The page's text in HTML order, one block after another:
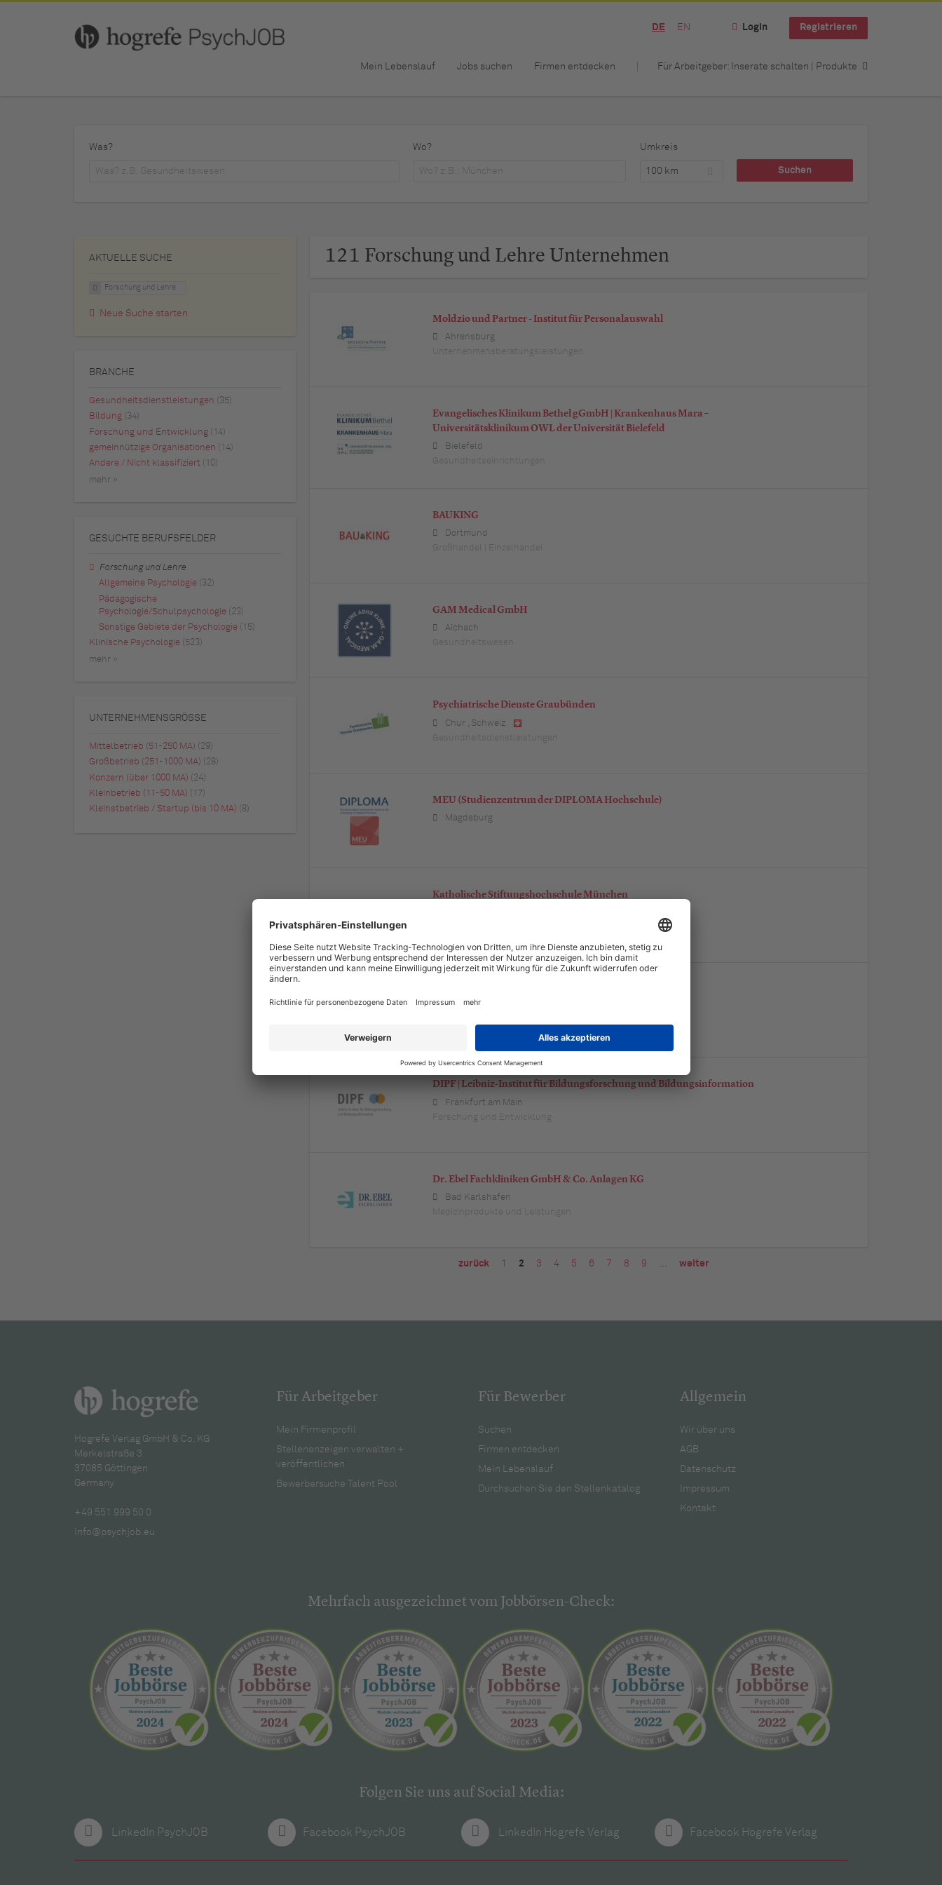
DE EN Login Registrieren
Mein Lebenslauf Jobs suchen Firmen entdecken Für Arbeitgeber: Inserate schalten | Produkte
Was? Wo? Umkreis
100 km
121 Forschung und Lehre Unternehmen
Moldzio und Partner - Institut für Personalauswahl
Ahrensburg
Unternehmensberatungsleistungen
Evangelisches Klinikum Bethel gGmbH | Krankenhaus Mara –
Universitätsklinikum OWL der Universität Bielefeld
Bielefeld
Gesundheitseinrichtungen
BAUKING
Dortmund
Großhandel | Einzelhandel
GAM Medical GmbH
Aichach
Gesundheitswesen
Psychiatrische Dienste Graubünden
Chur, Schweiz
Gesundheitsdienstleistungen
MEU (Studienzentrum der DIPLOMA Hochschule)
Magdeburg
Katholische Stiftungshochschule München
Detmold
DIPF | Leibniz-Institut für Bildungsforschung und Bildungsinformation
Frankfurt am Main
Forschung und Entwicklung
Dr. Ebel Fachkliniken GmbH & Co. Anlagen KG
Bad Karlshafen
Medizinprodukte und Leistungen
zurück 1 2 3 4 5 6 7 8 9 … weiter
AKTUELLE SUCHE
Forschung und Lehre
Neue Suche starten
BRANCHE
Gesundheitsdienstleistungen
(35)
Bildung
(34)
Forschung und Entwicklung (14)
gemeinnützige Organisationen (14)
Andere / Nicht klassifiziert (10)
mehr »
GESUCHTE BERUFSFELDER
Forschung und Lehre
Allgemeine Psychologie
(32)
Pädagogische
Psychologie/Schulpsychologie (23)
Sonstige Gebiete der Psychologie (15)
Klinische Psychologie (523)
mehr »
UNTERNEHMENSGRÖSSE
Mittelbetrieb (51-250 MA)
(29)
Großbetrieb (251-1000 MA)
(28)
Konzern (über 1000 MA) (24)
Kleinbetrieb (11-50 MA) (17)
Kleinstbetrieb / Startup (bis 10 MA) (8)
Hogrefe Verlag GmbH & Co. KG
Merkelstraße 3
37085 Göttingen
Germany
+49 551 999 50 0
info@psychjob.eu
Für Arbeitgeber
Mein Firmenprofil
Stellenanzeigen verwalten +
veröffentlichen
Bewerbersuche Talent Pool
Für Bewerber
Suchen
Firmen entdecken
Mein Lebenslauf
Durchsuchen Sie den Stellenkatalog
Allgemein
Wir über uns
AGB
Datenschutz
Impressum
Kontakt
Mehrfach ausgezeichnet vom Jobbörsen-Check:
Folgen Sie uns auf Social Media:
LinkedIn PsychJOB Facebook PsychJOB LinkedIn Hogrefe Verlag Facebook Hogrefe Verlag